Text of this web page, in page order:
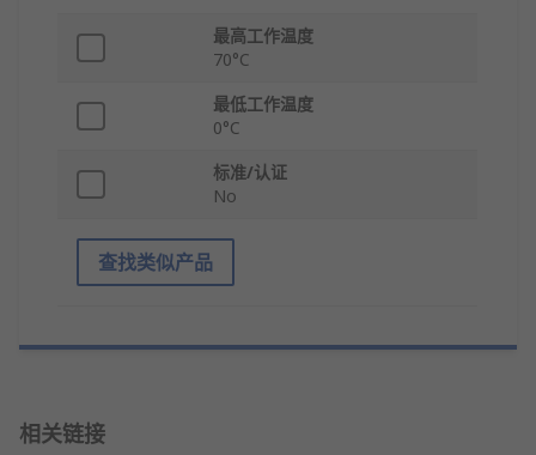
最高工作温度
70°C
最低工作温度
0°C
标准/认证
No
查找类似产品
相关链接